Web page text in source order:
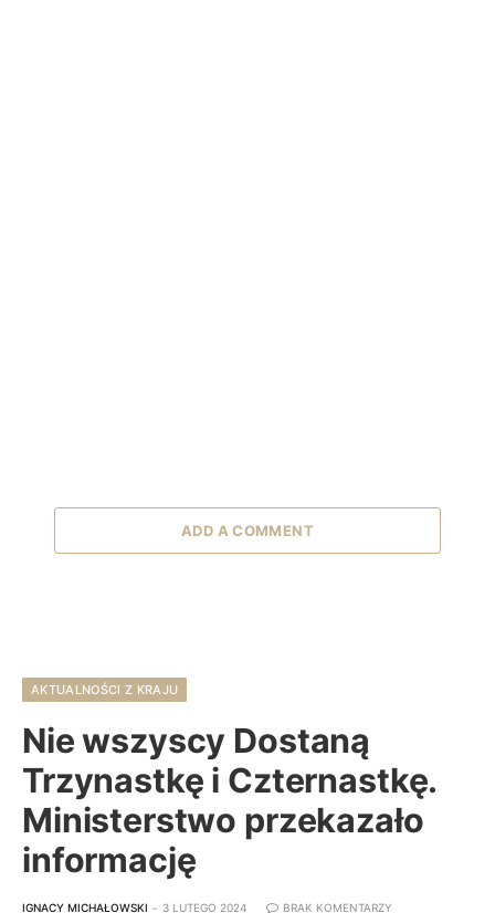
ADD A COMMENT
AKTUALNOŚCI Z KRAJU
Nie wszyscy Dostaną
Trzynastkę i Czternastkę.
Ministerstwo przekazało
informację
IGNACY MICHAŁOWSKI 3 LUTEGO 2024 BRAK KOMENTARZY